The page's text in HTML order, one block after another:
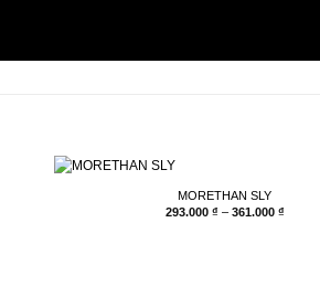
MORETHAN SLY
293.000 ₫ – 361.000 ₫Khoảng